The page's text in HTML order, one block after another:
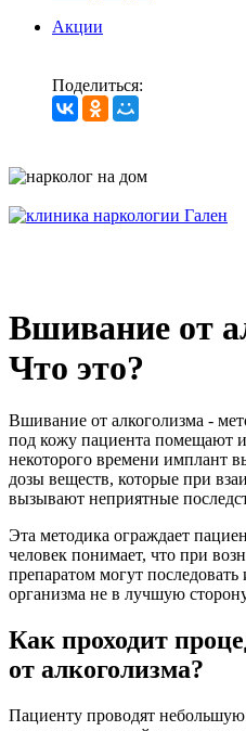
Акции
Поделиться:
Вшивание от
Что это?
Вшивание от алкоголизма -
под кожу пациента помещают
некоторого времени имплант
дозы веществ, которые при
вызывают неприятные
Эта методика ограждает
человек понимает, что при
препаратом могут
организма не в лучшую
Как проходит
от алкоголизма?
Пациенту проводят